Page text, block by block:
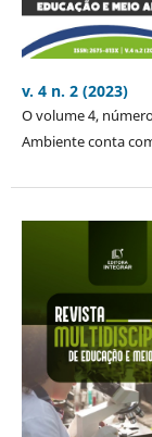
v. 4 n. 2 (2023)
O volume 4,
Ambiente conta